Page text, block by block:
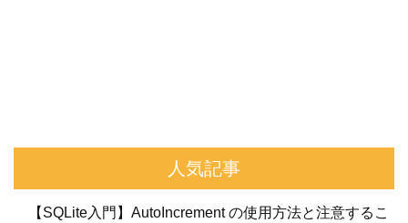
人気記事
【SQLite入門】AutoIncrement の使用方法と注意するこ